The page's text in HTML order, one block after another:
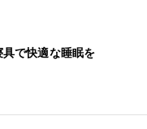
具で快適な睡眠を